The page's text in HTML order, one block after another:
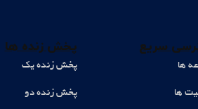
سریع
ها
ها
پخش زنده ها
پخش زنده یک
پخش زنده دو